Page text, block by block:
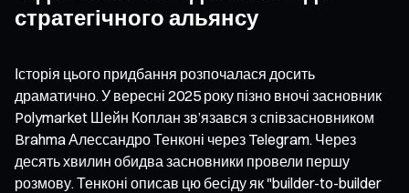
стратегічного альянсу
Історія цього придбання розпочалася досить
драматично. У вересні 2025 року пізно вночі засновник
Polymarket Шейн Коплан зв’язався з співзасновником
Brahma Алессандро Тенконі через Telegram. Через
десять хвилин обидва засновники провели першу
розмову. Тенконі описав цю бесіду як "builder-to-builder